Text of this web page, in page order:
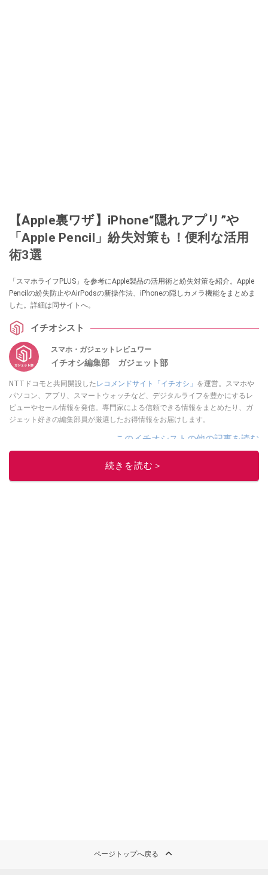
【Apple裏ワザ】iPhone“隠れアプリ”や
「Apple Pencil」紛失対策も！便利な活用
術3選
「スマホライフPLUS」を参考にApple製品の活用術と紛失対策を紹介。Apple
Pencilの紛失防止やAirPodsの新操作法、iPhoneの隠しカメラ機能をまとめま
した。詳細は同サイトへ。
イチオシスト
スマホ・ガジェットレビュワー
イチオシ編集部 ガジェット部
NTTドコモと共同開設した レコメンドサイト「イチオシ」 を運営。スマホや
パソコン、アプリ、スマートウォッチなど、デジタルライフを豊かにするレ
ビューやセール情報を発信。専門家による信頼できる情報をまとめたり、ガ
ジェット好きの編集部員が厳選したお得情報をお届けします。
このイチオシストの他の記事を読む
続きを読む＞
ページトップへ戻る